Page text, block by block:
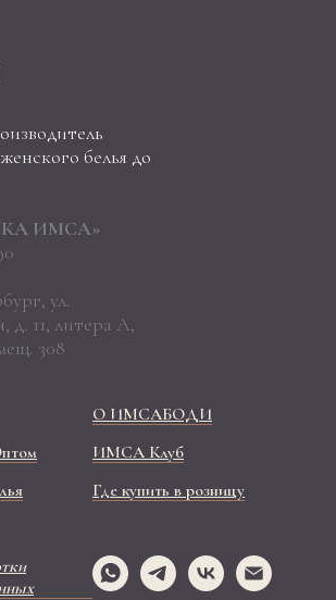
белья до
ИМСА»
ул.
д. 11, литера А,
308
О ИМСАБОДИ
ИМСА Клуб
Где купить в розницу